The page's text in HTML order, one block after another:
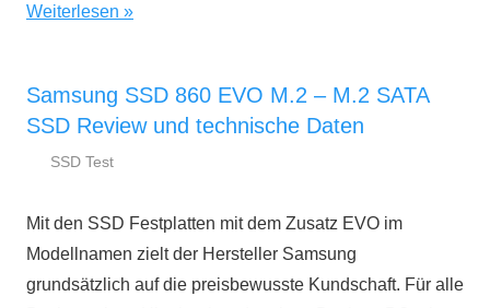
Weiterlesen
Samsung SSD 860 EVO M.2 – M.2 SATA
SSD Review und technische Daten
März
ratgeber.de
SSD Test
Mit den SSD Festplatten mit dem Zusatz EVO im
Modellnamen zielt der Hersteller Samsung
grundsätzlich auf die preisbewusste Kundschaft. Für alle